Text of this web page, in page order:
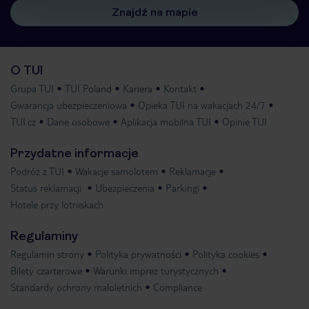
Znajdź na mapie
O TUI
Grupa TUI TUI Poland Kariera
Kontakt
Gwarancja ubezpieczeniowa
Opieka TUI na wakacjach 24/7
TUI.cz
Dane osobowe Aplikacja mobilna TUI Opinie TUI
Przydatne informacje
Podróż z TUI Wakacje samolotem
Reklamacje
Status reklamacji
Ubezpieczenia
Parkingi
Hotele przy lotniskach
Regulaminy
Regulamin strony Polityka prywatności
Polityka cookies
Bilety czarterowe
Warunki imprez turystycznych
Standardy ochrony małoletnich
Compliance